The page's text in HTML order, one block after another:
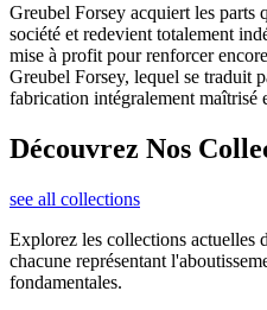
Greubel Forsey acquiert les parts
société et redevient totalement
mise à profit pour renforcer
Greubel Forsey, lequel se traduit
fabrication intégralement maîtrisé
Découvrez Nos
see all collections
Explorez les collections actuelles
chacune représentant
fondamentales.